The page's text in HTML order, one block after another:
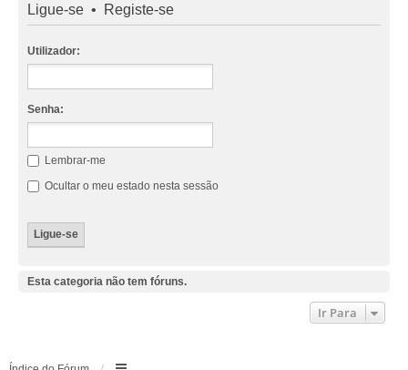
Ligue-se • Registe-se
Utilizador:
Senha:
Lembrar-me
Ocultar o meu estado nesta sessão
Esta categoria não tem fóruns.
Ir Para